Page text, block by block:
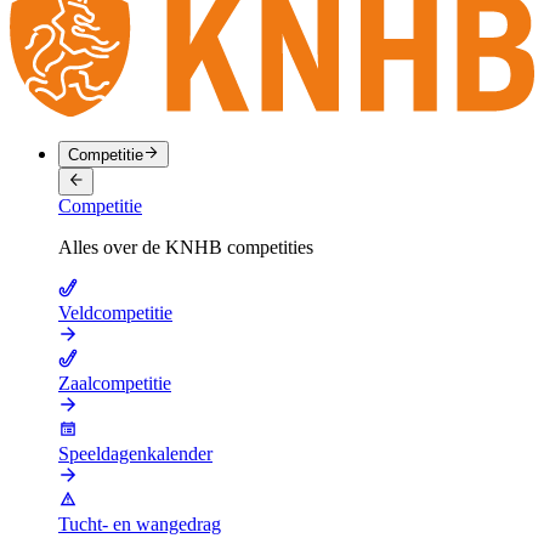
Competitie
Competitie
Alles over de KNHB competities
Veldcompetitie
Zaalcompetitie
Speeldagenkalender
Tucht- en wangedrag